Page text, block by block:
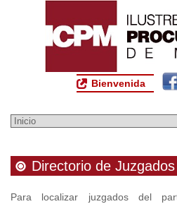
Bienvenida
Directorio de Juzgados
Para localizar juzgados del